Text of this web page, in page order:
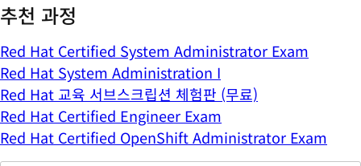
추천 과정
Red Hat Certified System Administrator Exam
Red Hat System Administration I
Red Hat 교육 서브스크립션 체험판 (무료)
Red Hat Certified Engineer Exam
Red Hat Certified OpenShift Administrator Exam